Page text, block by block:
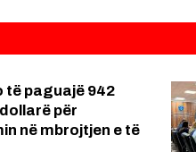
të paguajë 942
për
në mbrojtjen e të